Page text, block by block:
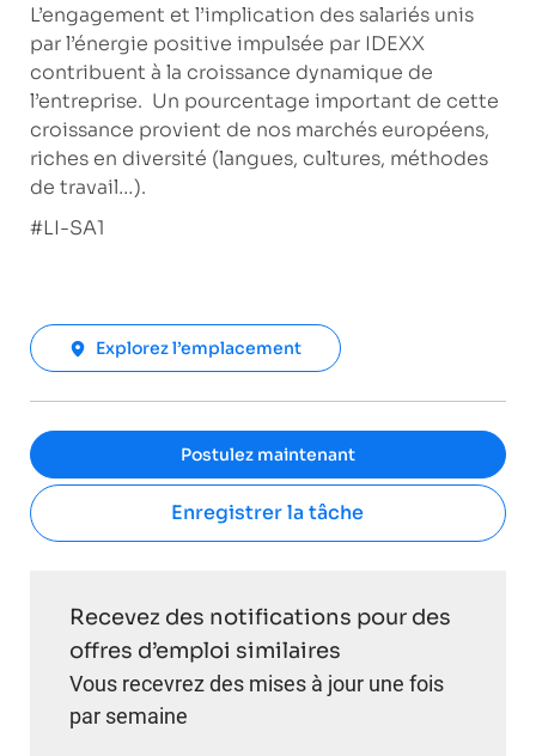
L’engagement et l’implication des salariés unis
par l’énergie positive impulsée par IDEXX
contribuent à la croissance dynamique de
l’entreprise. Un pourcentage important de cette
croissance provient de nos marchés européens,
riches en diversité (langues, cultures, méthodes
de travail…).
#LI-SA1
Explorez l’emplacement
Postulez maintenant
Enregistrer la tâche
Recevez des notifications pour des
offres d’emploi similaires
Vous recevrez des mises à jour une fois
par semaine